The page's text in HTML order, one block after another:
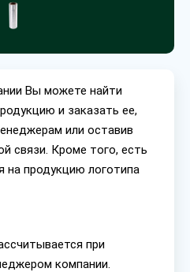
Вы можете найти
и заказать ее,
или оставив
связи. Кроме того, есть
на продукцию логотипа
при
компании.